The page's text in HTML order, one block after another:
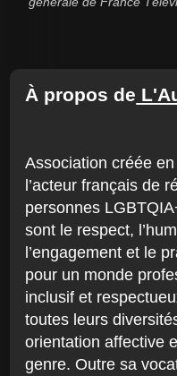
À propos de
Association créée
l’acteur français de
personnes
sont le respect,
l’engagement et le
pour un monde
inclusif et
toutes leurs
orientation affective
genre. Outre sa